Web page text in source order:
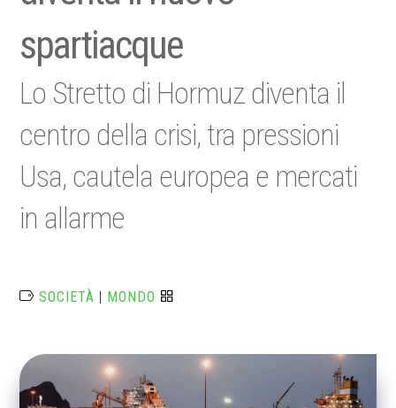
spartiacque
Lo Stretto di Hormuz diventa il
centro della crisi, tra pressioni
Usa, cautela europea e mercati
in allarme
SOCIETÀ | MONDO